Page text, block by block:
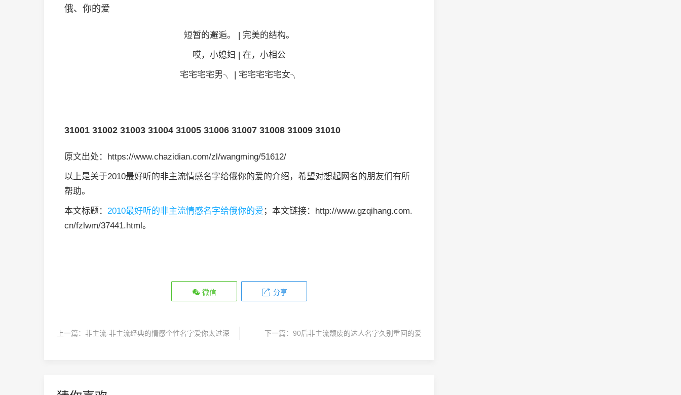
俄、你的爱
短暂的邂逅。 | 完美的结构。
哎，小媳妇 | 在，小相公
宅宅宅宅男╮ | 宅宅宅宅宅女╮
31001 31002 31003 31004 31005 31006 31007 31008 31009 31010
原文出处：https://www.chazidian.com/zl/wangming/51612/
以上是关于2010最好听的非主流情感名字给俄你的爱的介绍，希望对想起网名的朋友们有所
帮助。
本文标题： 2010最好听的非主流情感名字给俄你的爱 ；本文链接：http://www.gzqihang.com.
cn/fzlwm/37441.html。
微信 分享
上一篇： 非主流-非主流经典的情感个性名字爱你太过深 下一篇： 90后非主流颓废的达人名字久别重回的爱